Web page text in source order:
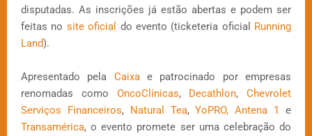
disputadas. As inscrições já estão abertas e podem ser
feitas no site oficial do evento (ticketeria oficial Running
Land).
Apresentado pela Caixae patrocinado por empresas
renomadas como OncoClínicas, Decathlon, Chevrolet
Serviços Financeiros, Natural Tea,YoPRO, Antena 1
e
Transamérica, o evento promete ser uma celebração do